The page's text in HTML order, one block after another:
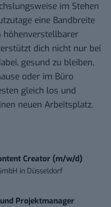
im Stehen
eine Bandbreite
höhenverstellbarer
dich nicht nur bei
gesund zu bleiben,
oder im Büro
gleich los und
neuen Arbeitsplatz.
Creator (m/w/d)
in Düsseldorf
Projektmanager